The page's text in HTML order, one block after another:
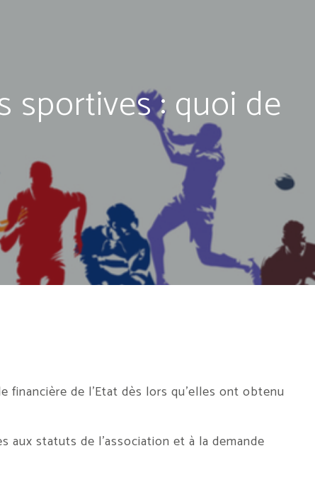
sportives : quoi de
de l’Etat dès lors qu’elles ont obtenu
statuts de l’association et à la demande